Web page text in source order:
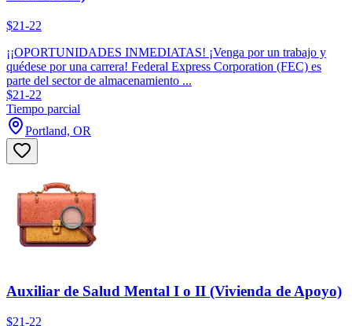
$21-22
¡¡OPORTUNIDADES INMEDIATAS! ¡Venga por un trabajo y
quédese por una carrera! Federal Express Corporation (FEC) es
parte del sector de almacenamiento ...
$21-22
Tiempo parcial
Portland, OR
Auxiliar de Salud Mental I o II (Vivienda de Apoyo)
$21-22